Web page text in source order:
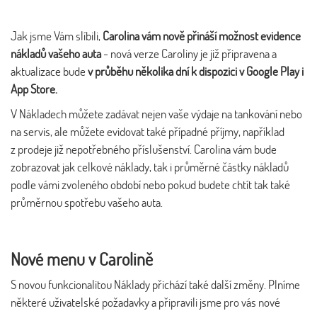
Jak jsme Vám slíbili, Carolina vám nově přináší možnost evidence
nákladů vašeho auta- nová verze Caroliny je již připravena a
aktualizace budev průběhu několika dní k dispozici v Google Play i
App Store.
V Nákladech můžete zadávat nejen vaše výdaje na tankování nebo
na servis, ale můžete evidovat také případné příjmy, například
z prodeje již nepotřebného příslušenství. Carolina vám bude
zobrazovat jak celkové náklady, tak i průměrné částky nákladů
podle vámi zvoleného období nebo pokud budete chtít tak také
průměrnou spotřebu vašeho auta.
Nové menu v Carolině
S novou funkcionalitou Náklady přichází také další změny. Plníme
některé uživatelské požadavky a připravili jsme pro vás nové